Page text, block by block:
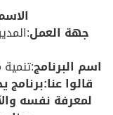
جهة العمل
اسم البرنامج
قالوا
لمعرفة نفسه